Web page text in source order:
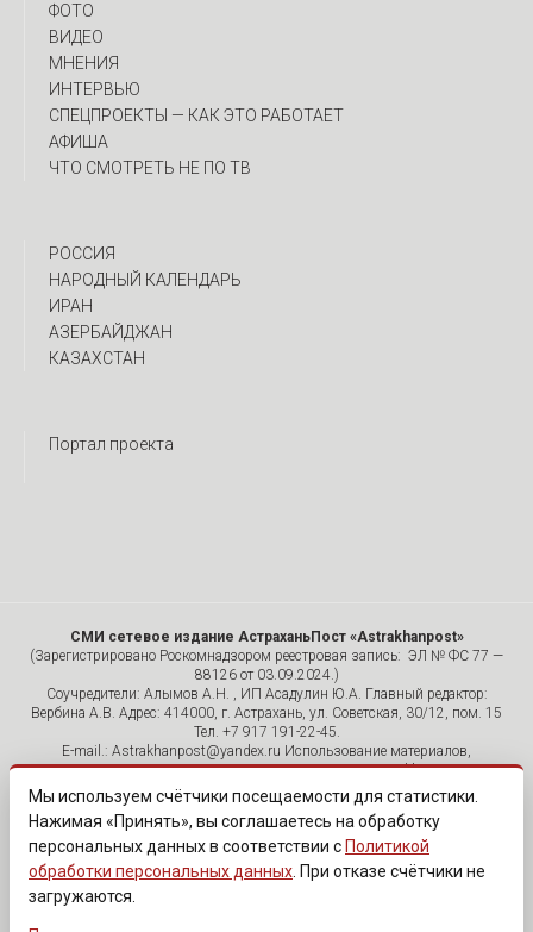
ФОТО
ВИДЕО
МНЕНИЯ
ИНТЕРВЬЮ
CПЕЦПРОЕКТЫ — КАК ЭТО РАБОТАЕТ
АФИША
ЧТО СМОТРЕТЬ НЕ ПО ТВ
РОССИЯ
НАРОДНЫЙ КАЛЕНДАРЬ
ИРАН
АЗЕРБАЙДЖАН
КАЗАХСТАН
Портал проекта
СМИ сетевое издание АстраханьПост «Astrakhanpost»
(Зарегистрировано Роскомнадзором реестровая запись: ЭЛ № ФС 77 —
88126 от 03.09.2024.)
Соучредители: Алымов А.Н. , ИП Асадулин Ю.А. Главный редактор:
Вербина А.В. Адрес: 414000, г. Астрахань, ул. Советская, 30/12, пом. 15
Тел. +7 917 191-22-45.
E-mail.: Astrakhanpost@yandex.ru Использование материалов,
размещенных на страницах сетевого издания «Astrakhanpost»,
допускается исключительно с указанием источника и публикацией
активной гиперссылки на портал Astrakhanpost.ru. Комментарии
читателей сайта размещаются без предварительного редактирования.
Редакция оставляет за собой право удалить их с сайта или
отредактировать, если указанные сообщения нарушают законы РФ.
«САЙТ ПРЕДНАЗНАЧЕН ДЛЯ АУДИТОРИИ 18+»
Мы используем счётчики посещаемости для статистики.
Нажимая «Принять», вы соглашаетесь на обработку
персональных данных в соответствии с Политикой
обработки персональных данных . При отказе счётчики не
загружаются.